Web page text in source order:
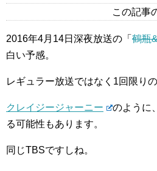
この記事
2016年4月14日深夜放送の「 鶴瓶
白い予感。
レギュラー放送ではなく1回限りの
クレイジージャーニー
のように
る可能性もあります。
同じTBSですしね。